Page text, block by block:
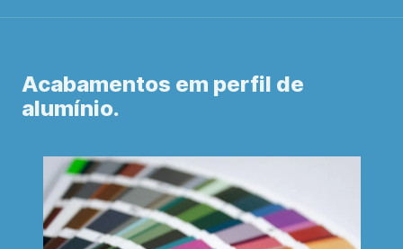
Acabamentos em perfil de
alumínio.